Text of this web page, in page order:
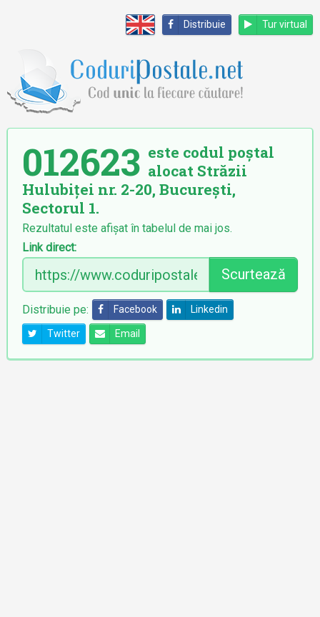
Distribuie Tur virtual
012623 este codul poștal
alocat Străzii
Hulubiței nr. 2-20, București,
Sectorul 1.
Rezultatul este afișat în tabelul de mai jos.
Link direct:
Scurtează
Distribuie pe: Facebook Linkedin
Twitter Email